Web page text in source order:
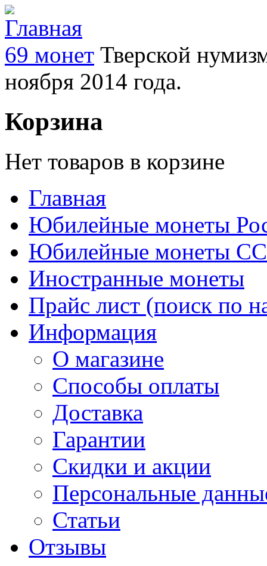
69 монет Тверской
ноября 2014 года.
Корзина
Нет товаров в корзине
Главная
Юбилейные монеты
Юбилейные монеты
Иностранные монеты
Прайс лист (поиск по
Информация
О магазине
Способы оплаты
Доставка
Гарантии
Скидки и акции
Персональные
Статьи
Отзывы